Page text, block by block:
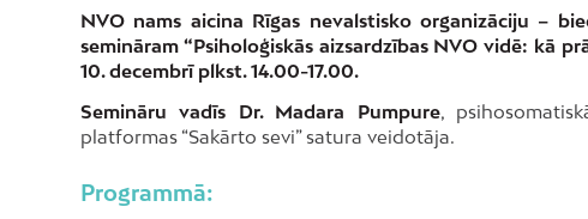
NVO nams aicina Rīgas nevalstisko organizāciju –
semināram “Psiholoģiskās aizsardzības NVO vidē: kā
10. decembrī plkst. 14.00-17.00.
Semināru vadīs Dr. Madara Pumpure,
platformas “Sakārto sevi” satura veidotāja.
Programmā: